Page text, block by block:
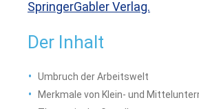
SpringerGabler Verlag.
Der Inhalt
Umbruch der Arbeitswelt
Merkmale von Klein- und